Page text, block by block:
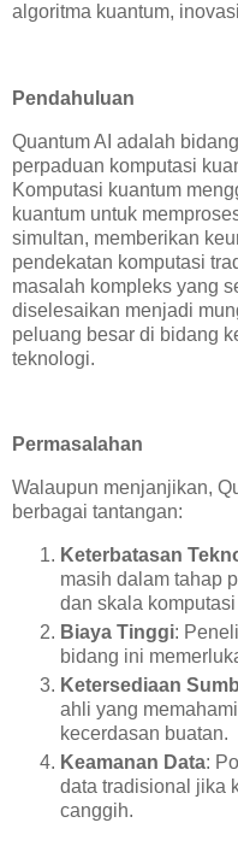
algoritma kuantum,
Pendahuluan
Quantum AI adalah
perpaduan komputasi
Komputasi kuantum
kuantum untuk
simultan, memberikan
pendekatan komputasi
masalah kompleks yang
diselesaikan menjadi
peluang besar di bidang
teknologi.
Permasalahan
Walaupun menjanjikan,
berbagai tantangan:
Keterbatasan
masih dalam tahap
dan skala
Biaya Tinggi:
bidang ini
Ketersediaan
ahli yang
kecerdasan buatan.
Keamanan Data:
data tradisional jika
canggih.